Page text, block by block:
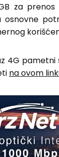
za
osnovne
4G
na ovom